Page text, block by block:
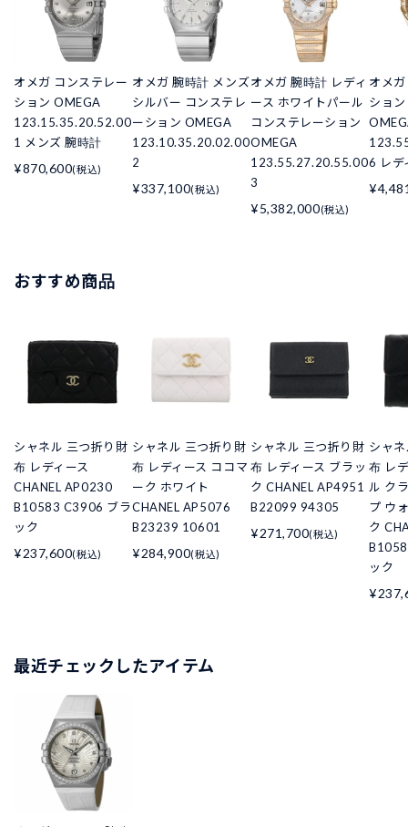
オメガ コンステレー
ション OMEGA
123.15.35.20.52.00
1 メンズ 腕時計
¥870,600(税込)
オメガ 腕時計 メンズ
シルバー コンステレ
ーション OMEGA
123.10.35.20.02.00
2
¥337,100(税込)
オメガ 腕時計 レディ
ース ホワイトパール
コンステレーション
OMEGA
123.55.27.20.55.00
3
¥5,382,000(税込)
オメ
ショ
6 レデ
おすすめ商品
シャネル 三つ折り財
布 レディース
CHANEL AP0230
B10583 C3906 ブラ
ック
¥237,600(税込)
シャネル 三つ折り財
布 レディース ココマ
ーク ホワイト
CHANEL AP5076
B23239 10601
¥284,900(税込)
シャネル 三つ折り財
布 レディース ブラッ
ク CHANEL AP4951
B22099 94305
¥271,700(税込)
シャ
布 レ
ル ク
プ ウ
ク
ック
最近チェックしたアイテム